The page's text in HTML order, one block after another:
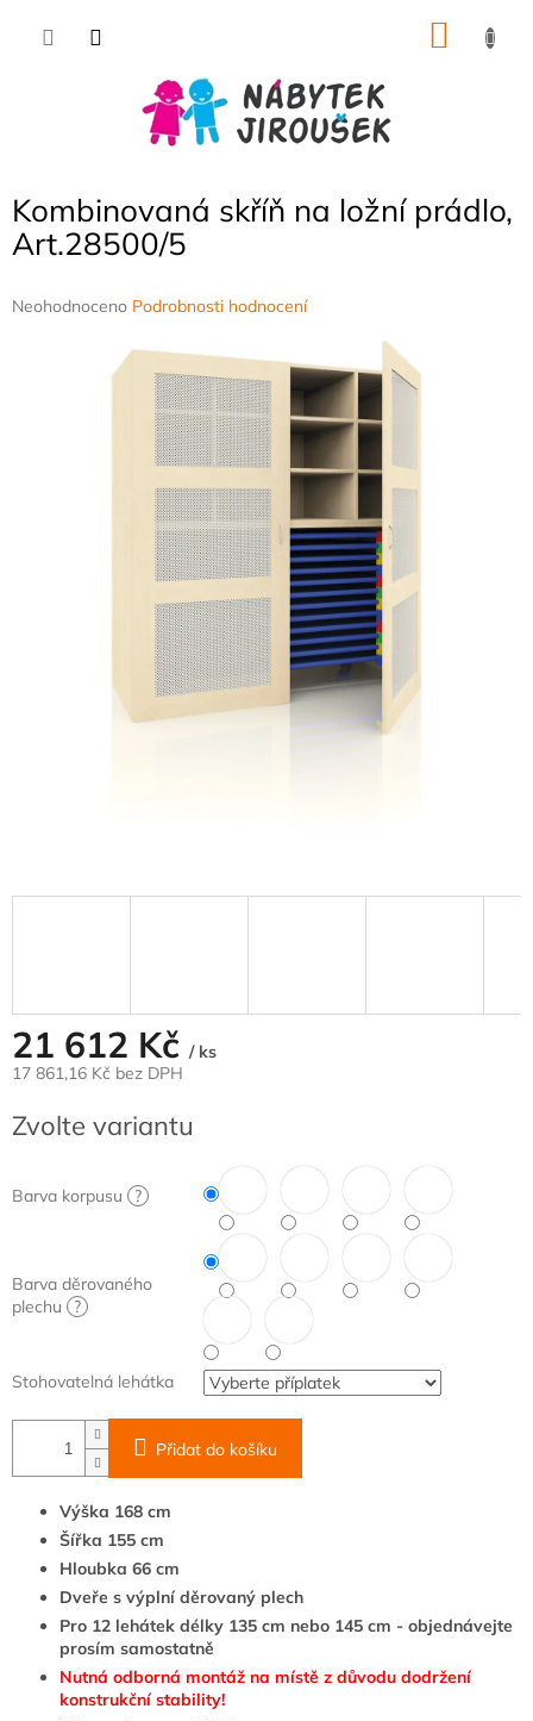
Kombinovaná skříň na ložní prádlo,
Art.28500/5
Průměrné
Neohodnoceno Podrobnosti hodnocení
21 612 Kč / ks
17 861,16 Kč bez DPH
cena:
Zvolte variantu
Barva korpusu ?
Barva děrovaného
plechu
?
Stohovatelná lehátka
Přidat do košíku
Výška 168 cm
Šířka 155 cm
Hloubka 66 cm
Dveře s výplní děrovaný plech
Pro 12 lehátek délky 135 cm nebo 145 cm - objednávejte
prosím samostatně
Nutná odborná montáž na místě z důvodu dodržení
konstrukční stability!